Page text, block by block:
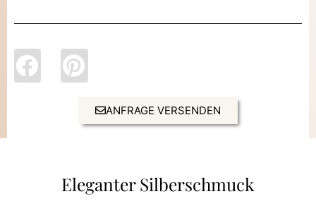
ANFRAGE VERSENDEN
Eleganter Silberschmuck